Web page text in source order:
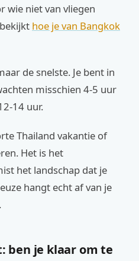
wie niet van vliegen
hoe je van Bangkok
de snelste. Je bent in
misschien 4-5 uur
14 uur.
Thailand vakantie of
Het is het
het landschap dat je
hangt echt af van je
ben je klaar om te